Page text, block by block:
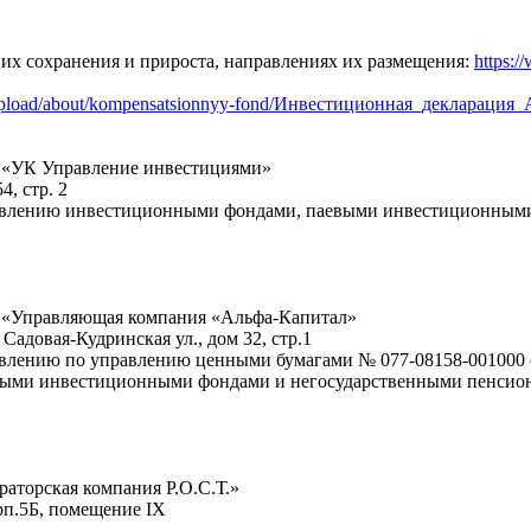
сохранения и прироста, направлениях их размещения: https://
about/kompensatsionnyy-fond/
Управление инвестициями»
стр. 2
инвестиционными фондами, паевыми
компания «Альфа-Капитал»
Кудринская ул., дом 32, стр.1
по управлению ценными бумагами № 077-08158-001000
инвестиционными фондами и негосударственными
компания Р.О.С.Т.»
помещение IX